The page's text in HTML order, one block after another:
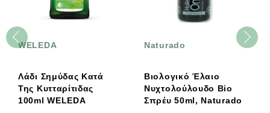
WELEDA
Λάδι Σημύδας Κατά
Της Κυτταρίτιδας
100ml WELEDA
Naturado
Βιολογικό Έλαιο
Nυχτολούλουδο Bio
Σπρέυ 50ml, Naturado